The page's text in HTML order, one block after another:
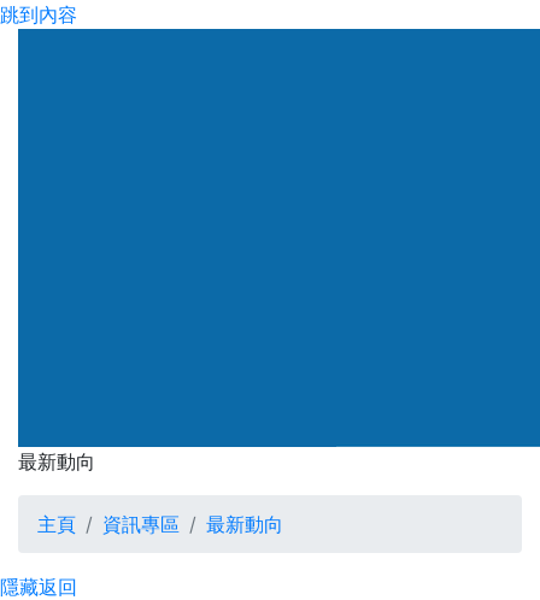
跳到內容
最新動向
最新動向
主頁 資訊專區 最新動向
隱藏返回